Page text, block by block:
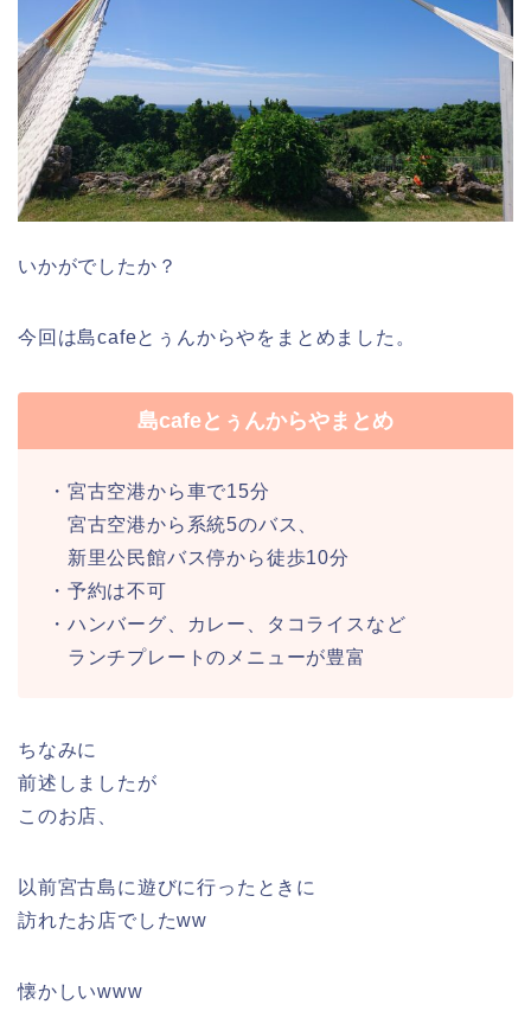
いかがでしたか？
今回は島cafeとぅんからやをまとめました。
島cafeとぅんからやまとめ
・宮古空港から車で15分
宮古空港から系統5のバス、
新里公民館バス停から徒歩10分
・予約は不可
・ハンバーグ、カレー、タコライスなど
ランチプレートのメニューが豊富
ちなみに
前述しましたが
このお店、
以前宮古島に遊びに行ったときに
訪れたお店でしたww
懐かしいwww